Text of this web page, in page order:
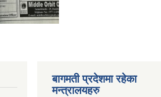
बागमती प्रदेशमा रहेका
मन्त्रालयहरु